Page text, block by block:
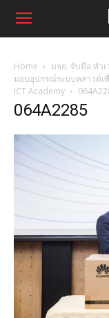
Home
มจธ. จับมือ หัว
มอบอุปกรณ์ระบบคลาวด์เ
ICT Academy
064A2285